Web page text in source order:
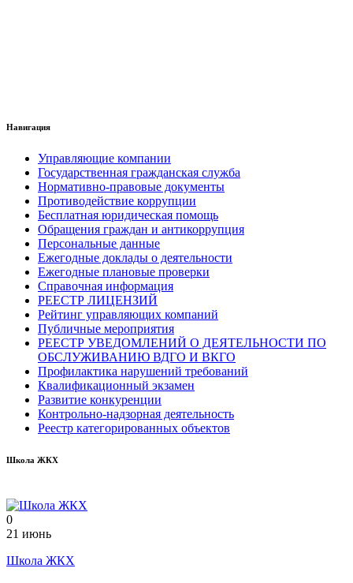
Навигация
Управляющие компании
Государственная гражданская служба
Нормативно-правовые документы
Противодействие коррупции
Бесплатная юридическая помощь
Обращения граждан и антикоррупция
Персональные данные
Ежегодные доклады о деятельности
Ежегодные плановые проверки
Справочная информация
РЕЕСТР ЛИЦЕНЗИЙ
Рейтинг управляющих компаний
Публичные мероприятия
РЕЕСТР УВЕДОМЛЕНИЙ О ДЕЯТЕЛЬНОСТИ ПО
ОБСЛУЖИВАНИЮ ВДГО И ВКГО
Профилактика нарушений требований
Квалификационный экзамен
Развитие конкуренции
Контрольно-надзорная деятельность
Реестр категорированных объектов
Школа ЖКХ
0
21 июнь
Школа ЖКХ